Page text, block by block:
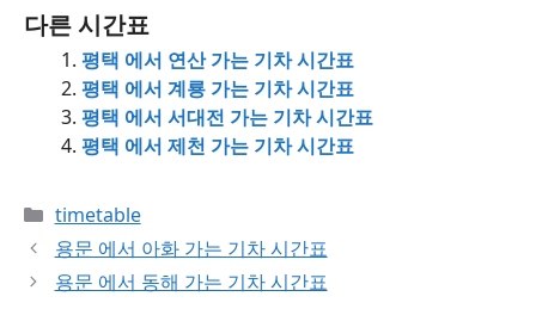
다른 시간표
평택 에서 연산 가는 기차 시간표
평택 에서 계룡 가는 기차 시간표
평택 에서 서대전 가는 기차 시간표
평택 에서 제천 가는 기차 시간표
Categories
timetable
용문 에서 아화 가는 기차 시간표
용문 에서 동해 가는 기차 시간표